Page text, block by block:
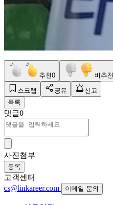
추천0 비추천
스크랩 공유
신고
목록
댓글0
사진첨부
등록
고객센터
cs@linkareer.com
이메일 문의